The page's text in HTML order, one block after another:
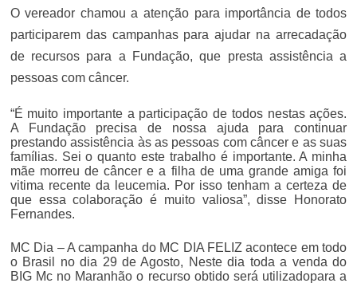
O vereador chamou a atenção para importância de todos
participarem das campanhas para ajudar na arrecadação
de recursos para a Fundação, que presta assistência a
pessoas com câncer.
“É muito importante a participação de todos nestas ações.
A Fundação precisa de nossa ajuda para continuar
prestando assistência às as pessoas com câncer e as suas
famílias. Sei o quanto este trabalho é importante. A minha
mãe morreu de câncer e a filha de uma grande amiga foi
vitima recente da leucemia. Por isso tenham a certeza de
que essa colaboração é muito valiosa”, disse Honorato
Fernandes.
MC Dia – A campanha do MC DIA FELIZ acontece em todo
o Brasil no dia 29 de Agosto, Neste dia toda a venda do
BIG Mc no Maranhão o recurso obtido será utilizadopara a